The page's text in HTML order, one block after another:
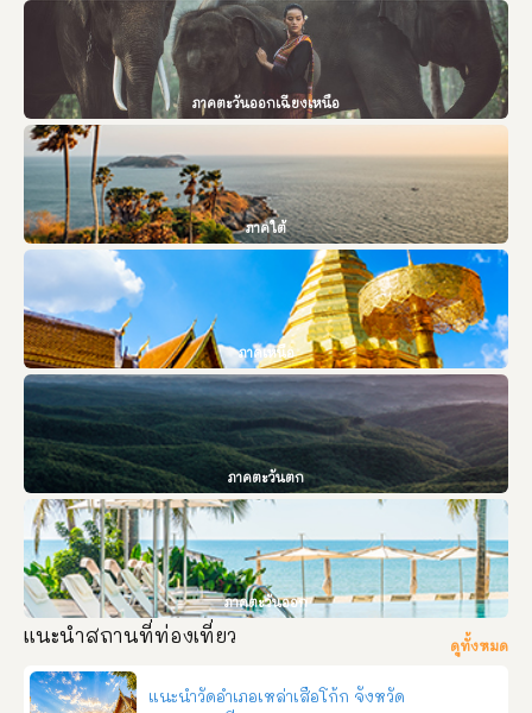
ตำบลนาจะหลวย เขต ๑  ที่อยู่ วัดทองมา ตำบล
นาจะหลวย อำเภอนาจะหลวย จังหวัดอุบลราชธานี
เลขานุการเจ้าคณะตำบลนาจะหลวยเขต ๑ ชื่อ พระ
อธิการวินัย วิชฺชาธโร  ตำแหน่ง เจ้าอาวาสวัดราษฎร์
/ เลขานุการเจ้าคณะตำบลนาจะหลวยเขต ๑ ที่อยู่ วัด
แก้งขี้เหล็ก ตำบลนาจะหลวย อำเภอนาจะหลวย
จังหวัดอุบลราชธานี ชื่อ พระครูปริยัติวัชรชัยธรรม
ธีรธมฺโม ตำแหน่ง เจ้าอาวาสวัดราษฎร์/เจ้าคณะ
อำเภอนาจะหลวย ที่อยู่ วัดป่านาจะหลวย ตำบล
นาจะหลวย อำเภอนาจะหลวย จังหวัดอุบลราชธานี
ชื่อ พระอธ […]
ภาคตะวันออกเฉียงเหนือ
ภาคใต้
ภาคเหนือ
ภาคตะวันตก
ภาคตะวันออก
แนะนำสถานที่ท่องเที่ยว ดูทั้งหมด
แนะนำวัดอำเภอเหล่าเสือโก้ก จังหวัด